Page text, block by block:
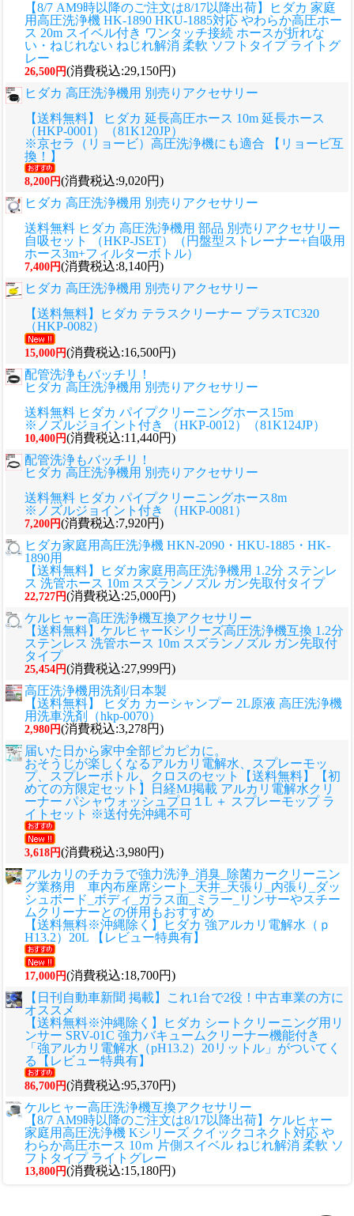
【8/7 AM9時以降のご注文は8/17以降出荷】ヒダカ 家庭
用高圧洗浄機 HK-1890 HKU-1885対応 やわらか高圧ホー
ス 20m スイベル付き ワンタッチ接続 ホースが折れな
い・ねじれない ねじれ解消 柔軟 ソフトタイプ ライトグ
レー
26,500円(消費税込:29,150円)
ヒダカ 高圧洗浄機用 別売りアクセサリー
【送料無料】 ヒダカ 延長高圧ホース 10m 延長ホース
（HKP-0001）（81K120JP）
※京セラ（リョービ）高圧洗浄機にも適合 【リョービ互
換！】
8,200円(消費税込:9,020円)
ヒダカ 高圧洗浄機用 別売りアクセサリー
送料無料 ヒダカ 高圧洗浄機用 部品 別売りアクセサリー
自吸セット （HKP-JSET）（円盤型ストレーナー+自吸用
ホース3m+フィルターボトル）
7,400円(消費税込:8,140円)
ヒダカ 高圧洗浄機用 別売りアクセサリー
【送料無料】ヒダカ テラスクリーナー プラスTC320
（HKP-0082）
15,000円(消費税込:16,500円)
配管洗浄もバッチリ！
ヒダカ 高圧洗浄機用 別売りアクセサリー
送料無料 ヒダカ パイプクリーニングホース15m
※ノズルジョイント付き （HKP-0012）（81K124JP）
10,400円(消費税込:11,440円)
配管洗浄もバッチリ！
ヒダカ 高圧洗浄機用 別売りアクセサリー
送料無料 ヒダカ パイプクリーニングホース8m
※ノズルジョイント付き （HKP-0081）
7,200円(消費税込:7,920円)
ヒダカ家庭用高圧洗浄機 HKN-2090・HKU-1885・HK-
1890用
【送料無料】ヒダカ家庭用高圧洗浄機用 1.2分 ステンレ
ス 洗管ホース 10m スズランノズル ガン先取付タイプ
22,727円(消費税込:25,000円)
ケルヒャー高圧洗浄機互換アクセサリー
【送料無料】ケルヒャーKシリーズ高圧洗浄機互換 1.2分
ステンレス 洗管ホース 10m スズランノズル ガン先取付
タイプ
25,454円(消費税込:27,999円)
高圧洗浄機用洗剤/日本製
【送料無料】 ヒダカ カーシャンプー 2L原液 高圧洗浄機
用洗車洗剤（hkp-0070）
2,980円(消費税込:3,278円)
届いた日から家中全部ピカピカに。
おそうじが楽しくなるアルカリ電解水、スプレーモッ
プ、スプレーボトル、クロスのセット
【送料無料】【初
めての方限定セット】日経MJ掲載 アルカリ電解水クリ
ーナー パシャウォッシュプロ１L ＋ スプレーモップ ラ
イトセット ※送付先沖縄不可
3,618円(消費税込:3,980円)
アルカリのチカラで強力洗浄_消臭_除菌カークリーニン
グ業務用 車内布座席シート_天井_天張り_内張り_ダッ
シュボード_ボディ_ガラス面_ミラー_リンサーやスチー
ムクリーナーとの併用もおすすめ
【送料無料※沖縄除く】ヒダカ 強アルカリ電解水（ｐ
H13.2）20L 【レビュー特典有】
17,000円(消費税込:18,700円)
【日刊自動車新聞 掲載】これ1台で2役！中古車業の方に
オススメ
【送料無料※沖縄除く】ヒダカ シートクリーニング用リ
ンサー SRV-01C 強力バキュームクリーナー機能付き
「強アルカリ電解水（pH13.2）20リットル」がついてく
る【レビュー特典有】
86,700円(消費税込:95,370円)
ケルヒャー高圧洗浄機互換アクセサリー
【8/7 AM9時以降のご注文は8/17以降出荷】ケルヒャー
家庭用高圧洗浄機 Kシリーズ クイックコネクト対応 や
わらか高圧ホース 10ｍ 片側スイベル ねじれ解消 柔軟 ソ
フトタイプ ライトグレー
13,800円(消費税込:15,180円)